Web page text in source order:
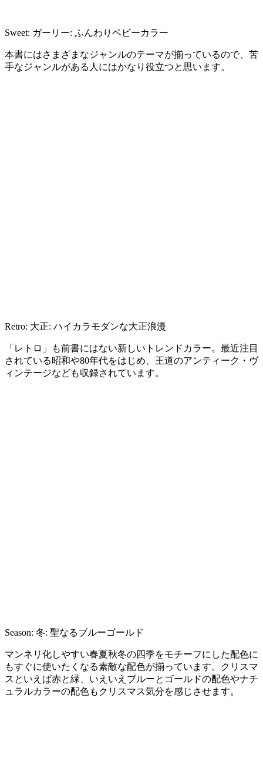
Sweet: ガーリー: ふんわりベビーカラー
本書にはさまざまなジャンルのテーマが揃っているので、苦
手なジャンルがある人にはかなり役立つと思います。
Retro: 大正: ハイカラモダンな大正浪漫
「レトロ」も前書にはない新しいトレンドカラー。最近注目
されている昭和や80年代をはじめ、王道のアンティーク・ヴ
ィンテージなども収録されています。
Season: 冬: 聖なるブルーゴールド
マンネリ化しやすい春夏秋冬の四季をモチーフにした配色に
もすぐに使いたくなる素敵な配色が揃っています。クリスマ
スといえば赤と緑、いえいえブルーとゴールドの配色やナチ
ュラルカラーの配色もクリスマス気分を感じさせます。